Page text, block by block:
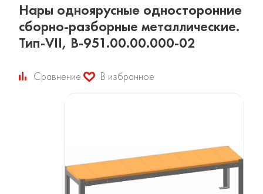
Нары одноярусные односторонние
сборно-разборные металлические.
Тип-VII, В-951.00.00.000-02
Сравнение В избранное